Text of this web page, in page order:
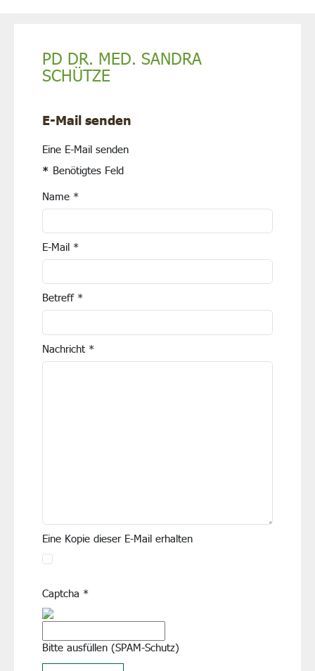
PD DR. MED. SANDRA
SCHÜTZE
E-Mail senden
Eine E-Mail senden
* Benötigtes Feld
Name *
E-Mail *
Betreff*
Nachricht *
Eine Kopie dieser E-Mail erhalten
Captcha *
Bitte ausfüllen (SPAM-Schutz)